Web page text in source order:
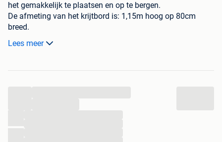
het gemakkelijk te plaatsen en op te bergen.
De afmeting van het krijtbord is: 1,15m hoog op 80cm
breed.
Enkel af te halen.
Bekijk gerust ook eens mijn andere zoekertjes.
Lees meer